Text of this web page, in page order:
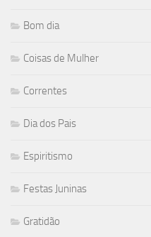
Bom dia
Coisas de Mulher
Correntes
Dia dos Pais
Espiritismo
Festas Juninas
Gratidão